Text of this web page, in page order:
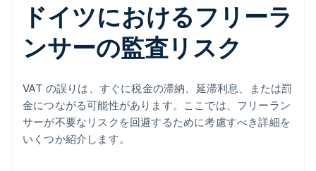
ドイツにおけるフリーラ
ンサーの監査リスク
VAT の誤りは、すぐに税金の滞納、延滞利息、または罰
金につながる可能性があります。ここでは、フリーラン
サーが不要なリスクを回避するために考慮すべき詳細を
いくつか紹介します。